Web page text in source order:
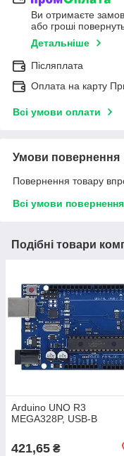
Ви отримаєте
або гроші
Детальніше
Післяплата
Оплата на карту
Всі умови оплати
Умови повернення
Повернення товару
Всі умови повернення
Подібні товари
Arduino UNO R3
MEGA328P, USB-B
421,65 ₴